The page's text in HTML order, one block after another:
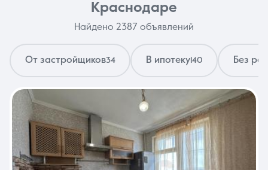
О компании Контакты
8 (861) 297-00-00
Ежедневно с 08:30 до 20:00
Краснодаре
Найдено 2387 объявлений
От застройщиков34 В ипотеку140 Без